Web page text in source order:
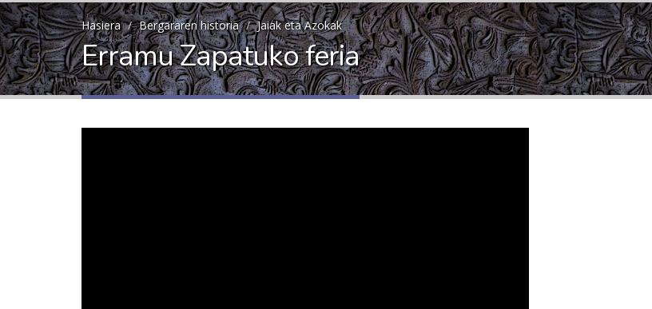
Hasiera Bergararen historia Jaiak eta Azokak
Erramu Zapatuko feria